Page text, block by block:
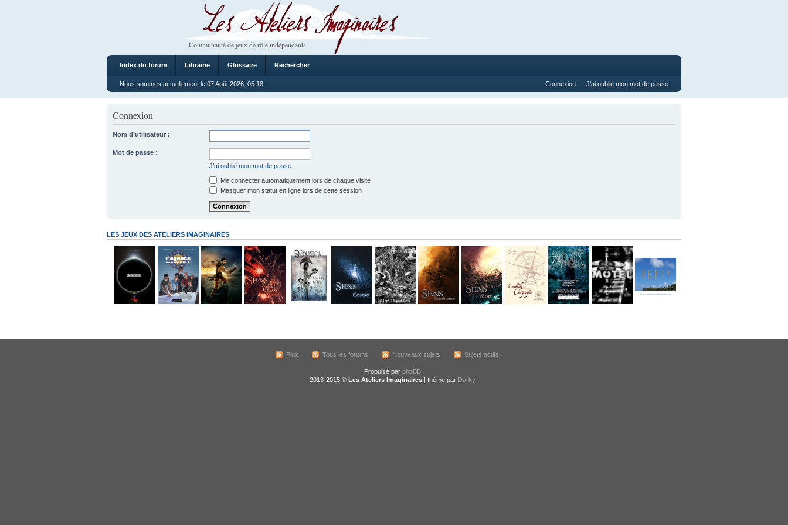
Les Ateliers Imaginaires
Communauté de jeux de rôle indépendants
Index du forum Librairie Glossaire Rechercher
Nous sommes actuellement le 07 Août 2026, 05:18 Connexion J’ai oublié mon mot de passe
Connexion
Nom d’utilisateur :
Mot de passe :
J’ai oublié mon mot de passe
Me connecter automatiquement lors de chaque visite
Masquer mon statut en ligne lors de cette session
LES JEUX DES ATELIERS IMAGINAIRES
Flux Tous les forums Nouveaux sujets Sujets actifs
Propulsé par phpBB
2013-2015 © Les Ateliers Imaginaires | thème par Darky